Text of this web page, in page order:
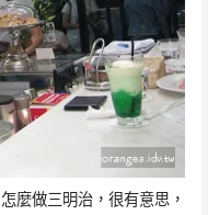
麼做三明治，很有意思，